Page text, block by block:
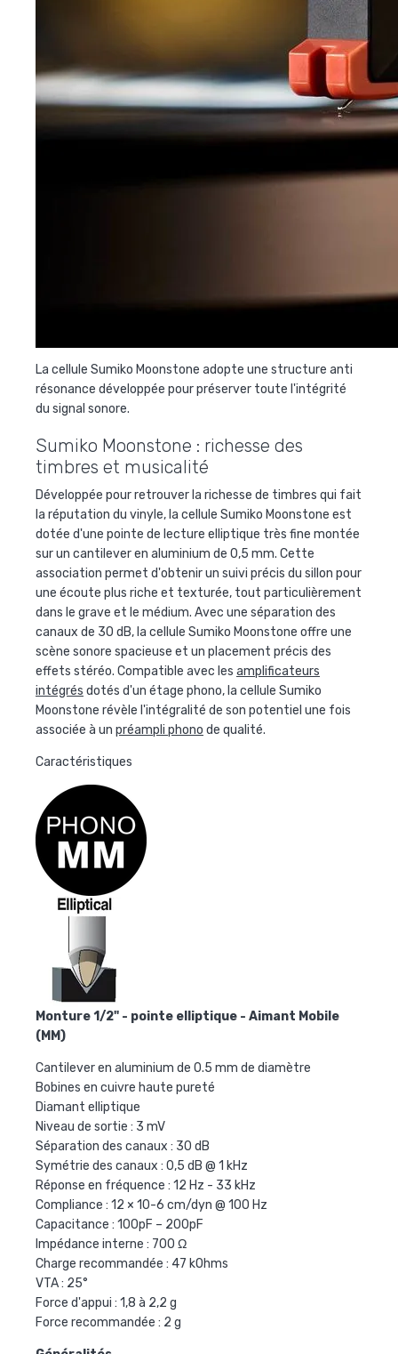
La cellule Sumiko Moonstone adopte une structure anti
résonance développée pour préserver toute l'intégrité
du signal sonore.
Sumiko Moonstone : richesse des
timbres et musicalité
Développée pour retrouver la richesse de timbres qui fait
la réputation du vinyle, la cellule Sumiko Moonstone est
dotée d'une pointe de lecture elliptique très fine montée
sur un cantilever en aluminium de 0,5 mm. Cette
association permet d'obtenir un suivi précis du sillon pour
une écoute plus riche et texturée, tout particulièrement
dans le grave et le médium. Avec une séparation des
canaux de 30 dB, la cellule Sumiko Moonstone offre une
scène sonore spacieuse et un placement précis des
effets stéréo. Compatible avec les amplificateurs
intégrés dotés d'un étage phono, la cellule Sumiko
Moonstone révèle l'intégralité de son potentiel une fois
associée à un préampli phono de qualité.
Caractéristiques
Monture 1/2" - pointe elliptique - Aimant Mobile
(MM)
Cantilever en aluminium de 0.5 mm de diamètre
Bobines en cuivre haute pureté
Diamant elliptique
Niveau de sortie : 3 mV
Séparation des canaux : 30 dB
Symétrie des canaux : 0,5 dB @ 1 kHz
Réponse en fréquence : 12 Hz - 33 kHz
Compliance : 12 × 10-6 cm/dyn @ 100 Hz
Capacitance : 100pF – 200pF
Impédance interne : 700 Ω
Charge recommandée : 47 kOhms
VTA : 25°
Force d'appui : 1,8 à 2,2 g
Force recommandée : 2 g